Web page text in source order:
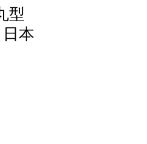
型
本